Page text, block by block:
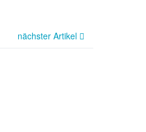
nächster Artikel